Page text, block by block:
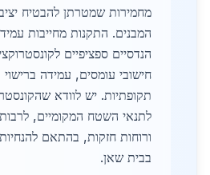
מחמירות שמטרתן להבטיח
המבנים. התקנות מחייבות
הנדסיים ספציפיים
חישובי עומסים, עמידה ברישוי
תקופתיות. יש לוודא
לתנאי השטח המקומיים,
ורוחות חזקות, בהתאם
בבית שאן.